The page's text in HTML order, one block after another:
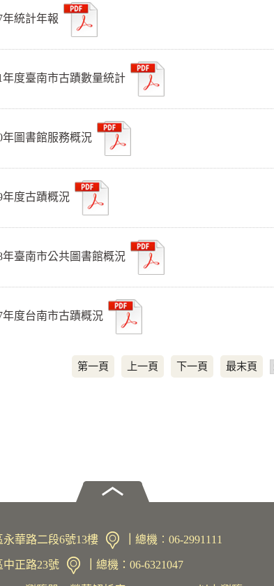
年統計年報
年度臺南市古蹟數量統計
年圖書館服務概況
年度古蹟概況
年臺南市公共圖書館概況
年度台南市古蹟概況
第一頁 上一頁 下一頁 最末頁
永華路二段6號13樓 總機︰06-2991111
中正路23號 總機：06-6321047